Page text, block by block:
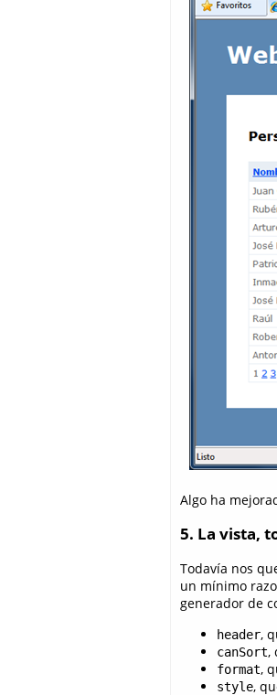
Algo ha
5. La vista,
Todavía nos
un mínimo
generador de
header,
canSort,
format,
style,